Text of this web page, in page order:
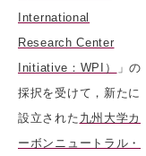
International
Research Center
Initiative：WPI）
」の
採択を受けて，新たに
設立された 九州大学カ
ーボンニュートラル・